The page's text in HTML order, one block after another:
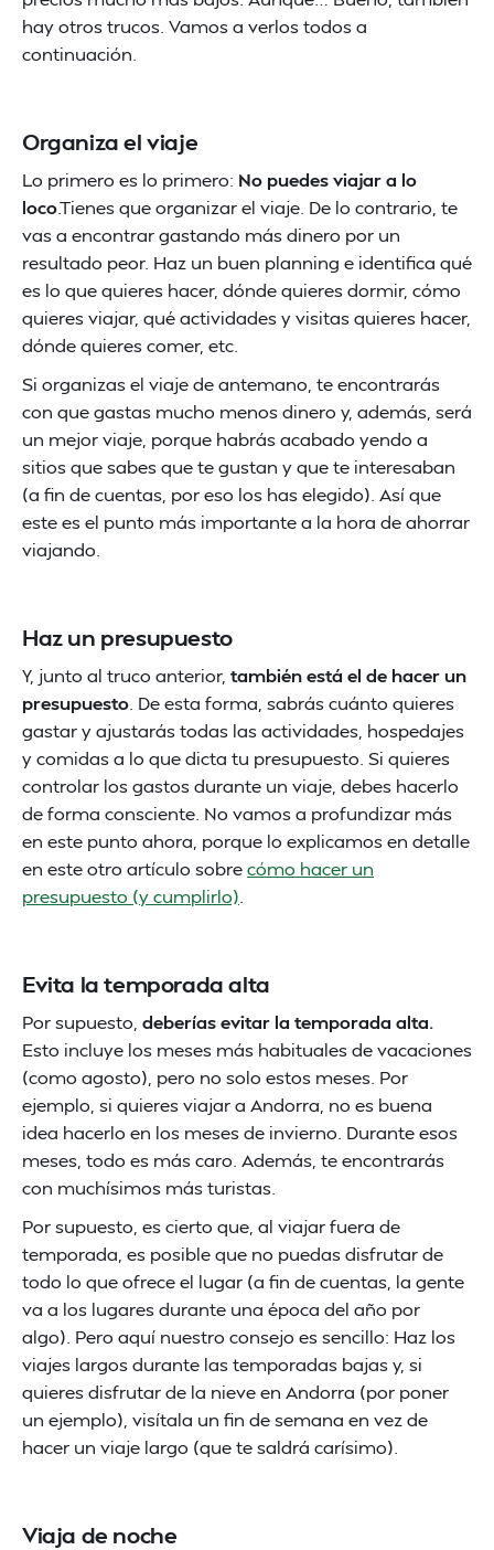
hay otros trucos. Vamos a verlos todos a
continuación.
Organiza el viaje
Lo primero es lo primero: No puedes viajar a lo
loco.Tienes que organizar el viaje. De lo contrario, te
vas a encontrar gastando más dinero por un
resultado peor. Haz un buen planning e identifica qué
es lo que quieres hacer, dónde quieres dormir, cómo
quieres viajar, qué actividades y visitas quieres hacer,
dónde quieres comer, etc.
Si organizas el viaje de antemano, te encontrarás
con que gastas mucho menos dinero y, además, será
un mejor viaje, porque habrás acabado yendo a
sitios que sabes que te gustan y que te interesaban
(a fin de cuentas, por eso los has elegido). Así que
este es el punto más importante a la hora de ahorrar
viajando.
Haz un presupuesto
Y, junto al truco anterior, también está el de hacer un
presupuesto . De esta forma, sabrás cuánto quieres
gastar y ajustarás todas las actividades, hospedajes
y comidas a lo que dicta tu presupuesto. Si quieres
controlar los gastos durante un viaje, debes hacerlo
de forma consciente. No vamos a profundizar más
en este punto ahora, porque lo explicamos en detalle
en este otro artículo sobrecómo hacer un
presupuesto (y cumplirlo)
Evita la temporada alta
Por supuesto, deberías evitar la temporada alta.
Esto incluye los meses más habituales de vacaciones
(como agosto), pero no solo estos meses. Por
ejemplo, si quieres viajar a Andorra, no es buena
idea hacerlo en los meses de invierno. Durante esos
meses, todo es más caro. Además, te encontrarás
con muchísimos más turistas.
Por supuesto, es cierto que, al viajar fuera de
temporada, es posible que no puedas disfrutar de
todo lo que ofrece el lugar (a fin de cuentas, la gente
va a los lugares durante una época del año por
algo). Pero aquí nuestro consejo es sencillo: Haz los
viajes largos durante las temporadas bajas y, si
quieres disfrutar de la nieve en Andorra (por poner
un ejemplo), visítala un fin de semana en vez de
hacer un viaje largo (que te saldrá carísimo).
Viaja de noche